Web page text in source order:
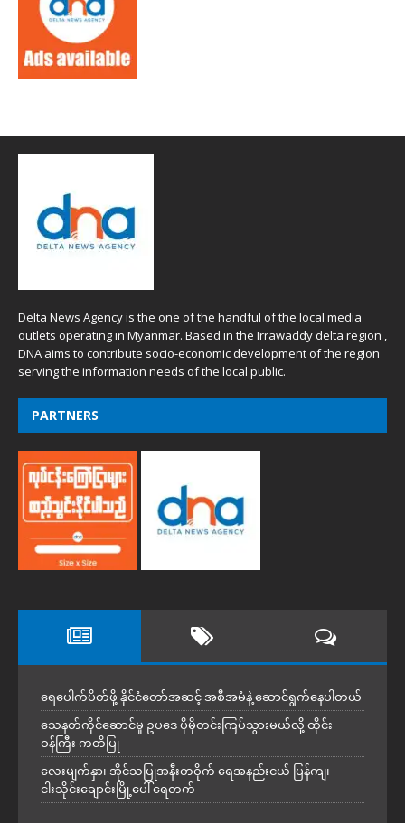
Delta News Agency is the one of the handful of the local media
outlets operating in Myanmar. Based in the Irrawaddy delta region ,
DNA aims to contribute socio-economic development of the region
serving the information needs of the local public.
PARTNERS
ရေပေါက်ပိတ်ဖို့ နိုင်ငံတော်အဆင့် အစီအမံနဲ့ ဆောင်ရွက်နေပါတယ်
သေနတ်ကိုင်ဆောင်မှု ဥပဒေ ပိုမိုတင်းကြပ်သွားမယ်လို့ ထိုင်း
ဝန်ကြီး ကတိပြု
လေးမျက်နှာ၊ အိုင်သပြုအနီးတဝိုက် ရေအနည်းငယ် ပြန်ကျ၊
ငါးသိုင်းချောင်းမြို့ပေါ် ရေတက်